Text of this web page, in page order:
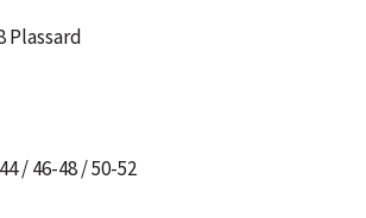
Plassard
/ 46-48 / 50-52